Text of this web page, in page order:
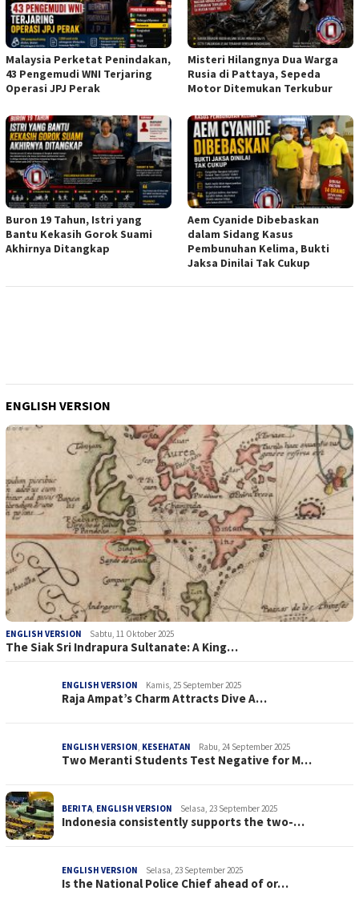
Malaysia Perketat Penindakan,
43 Pengemudi WNI Terjaring
Operasi JPJ Perak
Misteri Hilangnya Dua Warga
Rusia di Pattaya, Sepeda
Motor Ditemukan Terkubur
Buron 19 Tahun, Istri yang
Bantu Kekasih Gorok Suami
Akhirnya Ditangkap
Aem Cyanide Dibebaskan
dalam Sidang Kasus
Pembunuhan Kelima, Bukti
Jaksa Dinilai Tak Cukup
ENGLISH VERSION
ENGLISH VERSION Sabtu, 11 Oktober 2025
The Siak Sri Indrapura Sultanate: A King…
ENGLISH VERSION Kamis, 25 September 2025
Raja Ampat’s Charm Attracts Dive A…
ENGLISH VERSION, KESEHATAN Rabu, 24 September 2025
Two Meranti Students Test Negative for M…
BERITA, ENGLISH VERSION Selasa, 23 September 2025
Indonesia consistently supports the two-…
ENGLISH VERSION Selasa, 23 September 2025
Is the National Police Chief ahead of or…